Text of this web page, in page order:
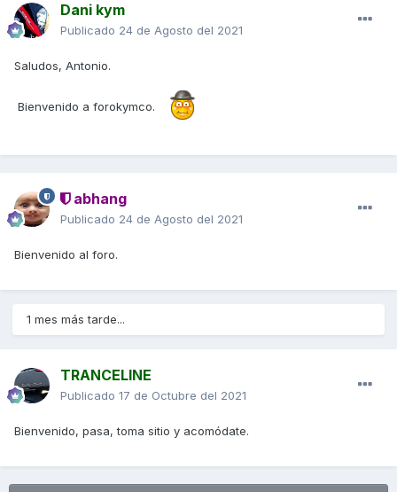
Dani kym
Publicado 24 de Agosto del 2021
Saludos, Antonio.
Bienvenido a forokymco.
abhang
Publicado 24 de Agosto del 2021
Bienvenido al foro.
1 mes más tarde...
TRANCELINE
Publicado 17 de Octubre del 2021
Bienvenido, pasa, toma sitio y acomódate.